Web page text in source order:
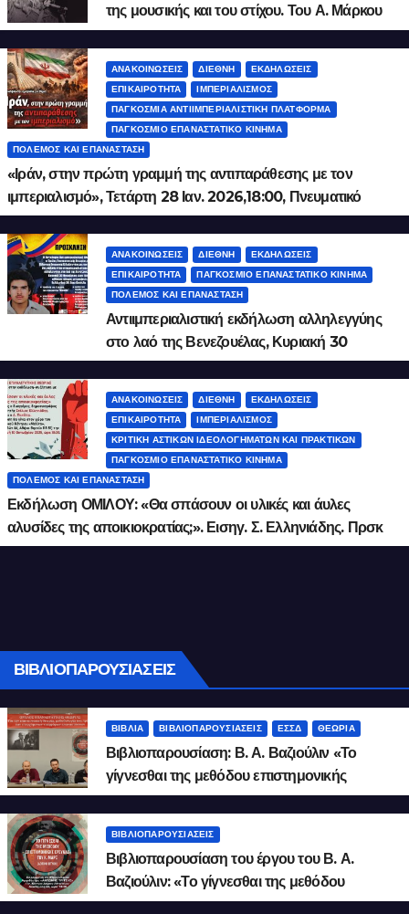
της μουσικής και του στίχου. Του Α. Μάρκου
ΑΝΑΚΟΙΝΏΣΕΙΣ ΔΙΕΘΝΉ
ΕΚΔΗΛΏΣΕΙΣ
ΕΠΙΚΑΙΡΌΤΗΤΑ
ΙΜΠΕΡΙΑΛΙΣΜΌΣ
ΠΑΓΚΌΣΜΙΑ ΑΝΤΙΙΜΠΕΡΙΑΛΙΣΤΙΚΉ ΠΛΑΤΦΌΡΜΑ
ΠΑΓΚΌΣΜΙΟ ΕΠΑΝΑΣΤΑΤΙΚΌ ΚΊΝΗΜΑ
ΠΌΛΕΜΟΣ ΚΑΙ ΕΠΑΝΆΣΤΑΣΗ
«Ιράν, στην πρώτη γραμμή της αντιπαράθεσης με τον
ιμπεριαλισμό», Τετάρτη 28 Ιαν. 2026,18:00, Πνευματικό
Κέντρο Δήμου Αθηναίων, Ακαδημίας 50
ΑΝΑΚΟΙΝΏΣΕΙΣ ΔΙΕΘΝΉ
ΕΚΔΗΛΏΣΕΙΣ
ΕΠΙΚΑΙΡΌΤΗΤΑ
ΠΑΓΚΌΣΜΙΟ ΕΠΑΝΑΣΤΑΤΙΚΌ ΚΊΝΗΜΑ
ΠΌΛΕΜΟΣ ΚΑΙ ΕΠΑΝΆΣΤΑΣΗ
Αντιιμπεριαλιστική εκδήλωση αλληλεγγύης
στο λαό της Βενεζουέλας, Κυριακή 30
Νοεμβρίου, ώρα 18:00, «Λόφος art project»
ΑΝΑΚΟΙΝΏΣΕΙΣ ΔΙΕΘΝΉ
ΕΚΔΗΛΏΣΕΙΣ
ΕΠΙΚΑΙΡΌΤΗΤΑ
ΙΜΠΕΡΙΑΛΙΣΜΌΣ
ΚΡΙΤΙΚΉ ΑΣΤΙΚΏΝ ΙΔΕΟΛΟΓΗΜΆΤΩΝ ΚΑΙ ΠΡΑΚΤΙΚΏΝ
ΠΑΓΚΌΣΜΙΟ ΕΠΑΝΑΣΤΑΤΙΚΌ ΚΊΝΗΜΑ
ΠΌΛΕΜΟΣ ΚΑΙ ΕΠΑΝΆΣΤΑΣΗ
Εκδήλωση ΟΜΙΛΟΥ: «Θα σπάσουν οι υλικές και άυλες
αλυσίδες της αποικιοκρατίας;». Εισηγ. Σ. Ελληνιάδης. Πρσκ
10 Οκτ. 2025, 18:30.
ΒΙΒΛΙΟΠΑΡΟΥΣΙΆΣΕΙΣ
ΒΙΒΛΊΑ ΒΙΒΛΙΟΠΑΡΟΥΣΙΆΣΕΙΣ ΕΣΣΔ ΘΕΩΡΊΑ
Βιβλιοπαρουσίαση: Β. Α. Βαζιούλιν «Το
γίγνεσθαι της μεθόδου επιστημονικής
έρευνας του Κ. Μαρξ» (Video)
ΒΙΒΛΙΟΠΑΡΟΥΣΙΆΣΕΙΣ
Βιβλιοπαρουσίαση του έργου του Β. Α.
Βαζιούλιν: «Το γίγνεσθαι της μεθόδου
επιστημονικής έρευνας του Κ. Μαρξ. Λογική